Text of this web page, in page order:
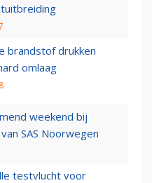
brandstof drukken
omlaag
weekend bij
SAS Noorwegen
testvlucht voor